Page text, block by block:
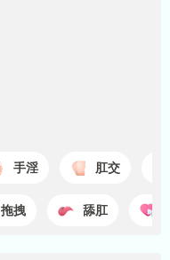
手淫 肛交
拖拽 舔肛